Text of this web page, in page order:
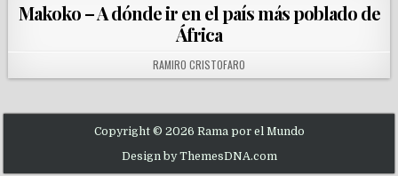
Makoko – A dónde ir en el país más poblado de
África
AUTHOR:
RAMIRO CRISTOFARO
Copyright © 2026 Rama por el Mundo
Design by ThemesDNA.com